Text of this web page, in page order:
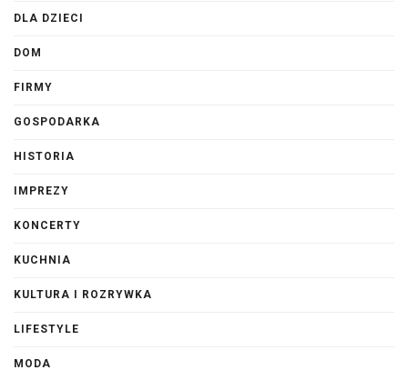
DLA DZIECI
DOM
FIRMY
GOSPODARKA
HISTORIA
IMPREZY
KONCERTY
KUCHNIA
KULTURA I ROZRYWKA
LIFESTYLE
MODA